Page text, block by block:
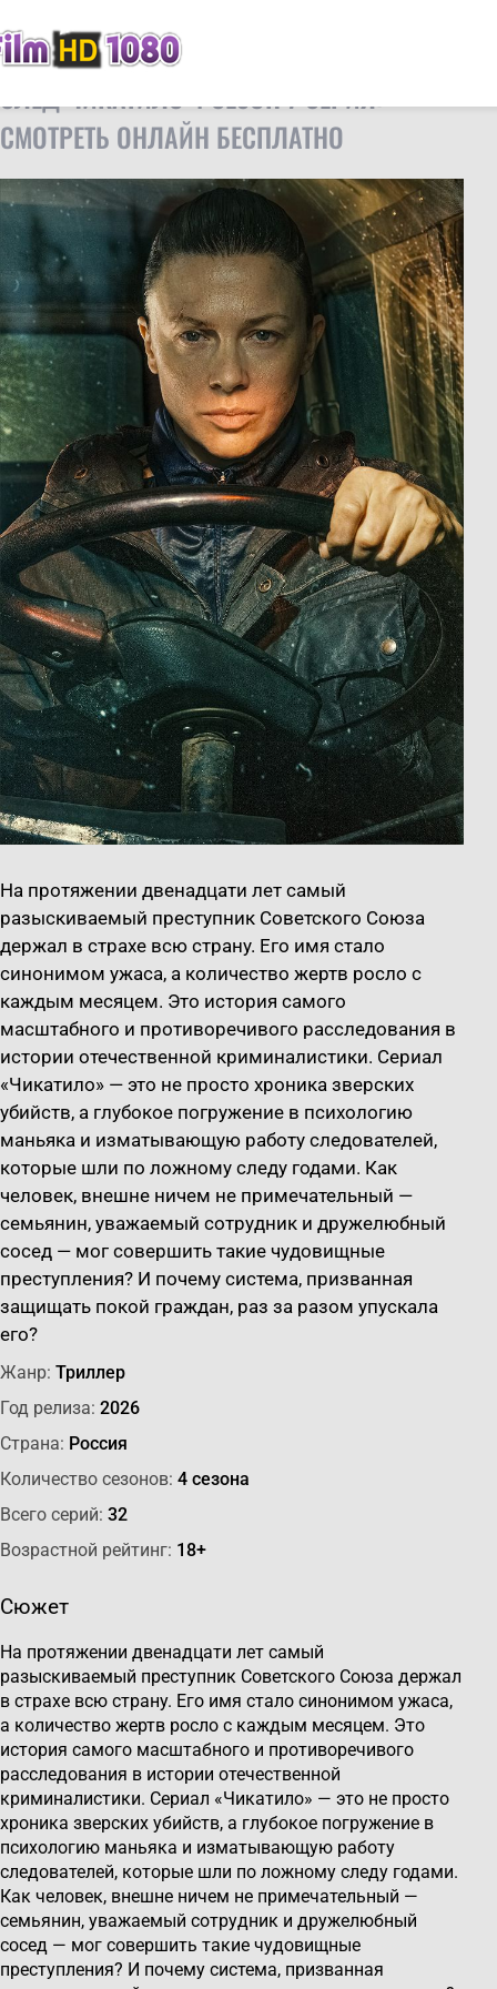
СЛЕД ЧИКАТИЛО 4 СЕЗОН 7 СЕРИЯ:
СМОТРЕТЬ ОНЛАЙН БЕСПЛАТНО
На протяжении двенадцати лет самый
разыскиваемый преступник Советского Союза
держал в страхе всю страну. Его имя стало
синонимом ужаса, а количество жертв росло с
каждым месяцем. Это история самого
масштабного и противоречивого расследования в
истории отечественной криминалистики. Сериал
«Чикатило» — это не просто хроника зверских
убийств, а глубокое погружение в психологию
маньяка и изматывающую работу следователей,
которые шли по ложному следу годами. Как
человек, внешне ничем не примечательный —
семьянин, уважаемый сотрудник и дружелюбный
сосед — мог совершить такие чудовищные
преступления? И почему система, призванная
защищать покой граждан, раз за разом упускала
его?
Жанр: Триллер
Год релиза: 2026
Страна: Россия
Количество сезонов: 4 сезона
Всего серий: 32
Возрастной рейтинг: 18+
Сюжет
На протяжении двенадцати лет самый
разыскиваемый преступник Советского Союза держал
в страхе всю страну. Его имя стало синонимом ужаса,
а количество жертв росло с каждым месяцем. Это
история самого масштабного и противоречивого
расследования в истории отечественной
криминалистики. Сериал «Чикатило» — это не просто
хроника зверских убийств, а глубокое погружение в
психологию маньяка и изматывающую работу
следователей, которые шли по ложному следу годами.
Как человек, внешне ничем не примечательный —
семьянин, уважаемый сотрудник и дружелюбный
сосед — мог совершить такие чудовищные
преступления? И почему система, призванная